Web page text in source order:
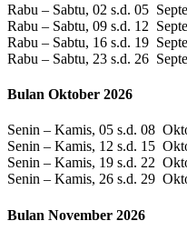
Rabu – Sabtu, 02 s.d. 05
Rabu – Sabtu, 09 s.d. 12
Rabu – Sabtu, 16 s.d. 19
Rabu – Sabtu, 23 s.d. 26
Bulan Oktober 2026
Senin – Kamis, 05 s.d. 08
Senin – Kamis, 12 s.d. 15
Senin – Kamis, 19 s.d. 22
Senin – Kamis, 26 s.d. 29
Bulan November 2026